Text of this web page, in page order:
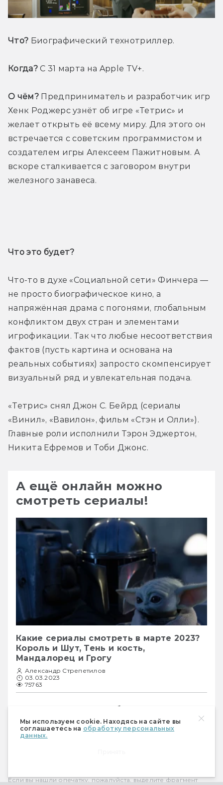
Мы используем cookie. Находясь на сайте вы
соглашаетесь на обработку персональных
данных.
Что? Биографический технотриллер.
Когда? С 31 марта на Apple TV+.
О чём? Предприниматель и разработчик игр
Хенк Роджерс узнёт об игре «Тетрис» и
желает открыть её всему миру. Для этого он
встречается с советским программистом и
создателем игры Алексеем Пажитновым. А
вскоре сталкивается с заговором внутри
железного занавеса.
Что это будет?
Что-то в духе «Социальной сети» Финчера —
не просто биографическое кино, а
напряжённая драма с погонями, глобальным
конфликтом двух стран и элементами
игрофикации. Так что любые несоответствия
фактов (пусть картина и основана на
реальных событиях) запросто скомпенсирует
визуальный ряд и увлекательная подача.
«Тетрис» снял Джон С. Бейрд (сериалы
«Винил», «Вавилон», фильм «Стэн и Олли»).
Главные роли исполнили Тэрон Эджертон,
Никита Ефремов и Тоби Джонс.
А ещё онлайн можно
смотреть сериалы!
Какие сериалы смотреть в марте 2023?
Король и Шут, Тень и кость,
Мандалорец и Грогу
Александр Стрепетилов
03.03.2023
75763
А ещё — возвращение бразильского
городского фэнтези, супергерои DC и
драма про школьный загробный мир.
Если вы нашли опечатку, пожалуйста, выделите фрагмент